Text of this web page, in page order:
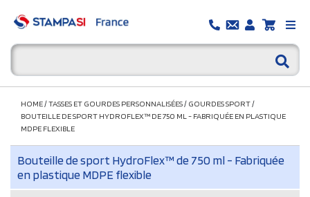
HOME/TASSES ET GOURDES PERSONNALISÉES/ GOURDES SPORT/
BOUTEILLE DE SPORT HYDROFLEX™ DE 750 ML - FABRIQUÉE EN PLASTIQUE
MDPE FLEXIBLE
Bouteille de sport HydroFlex™ de 750 ml - Fabriquée
en plastique MDPE flexible